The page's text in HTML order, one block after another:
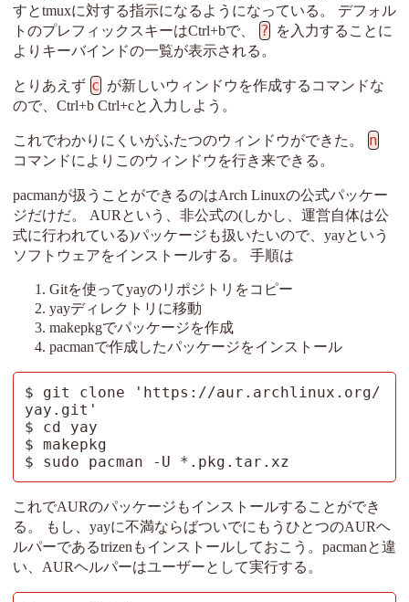
すとtmuxに対する指示になるようになっている。 デフォル
トのプレフィックスキーはCtrl+bで、
? を入力することに
よりキーバインドの一覧が表示される。
とりあえず c が新しいウィンドウを作成するコマンドな
ので、Ctrl+b Ctrl+cと入力しよう。
これでわかりにくいがふたつのウィンドウができた。 n
コマンドによりこのウィンドウを行き来できる。
pacmanが扱うことができるのはArch Linuxの公式パッケー
ジだけだ。 AURという、非公式の(しかし、運営自体は公
式に行われている)パッケージも扱いたいので、yayという
ソフトウェアをインストールする。 手順は
Gitを使ってyayのリポジトリをコピー
yayディレクトリに移動
makepkgでパッケージを作成
pacmanで作成したパッケージをインストール
$ git clone 'https://aur.archlinux.org/
yay.git'
$ cd yay
$ makepkg
$ sudo pacman -U *.pkg.tar.xz
これでAURのパッケージもインストールすることができ
る。 もし、yayに不満ならばついでにもうひとつのAURヘ
ルパーであるtrizenもインストールしておこう。pacmanと違
い、AURヘルパーはユーザーとして実行する。